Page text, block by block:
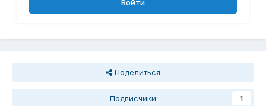
Войти
Поделиться
Подписчики 1